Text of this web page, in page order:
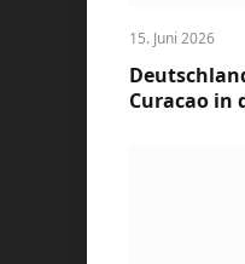
15. Juni 2026
Curacao in